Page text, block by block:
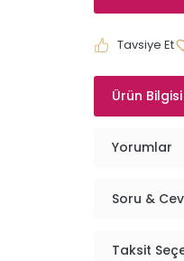
Tavsiye Et
Ürün Bilgisi
Yorumlar
Soru &
Taksit